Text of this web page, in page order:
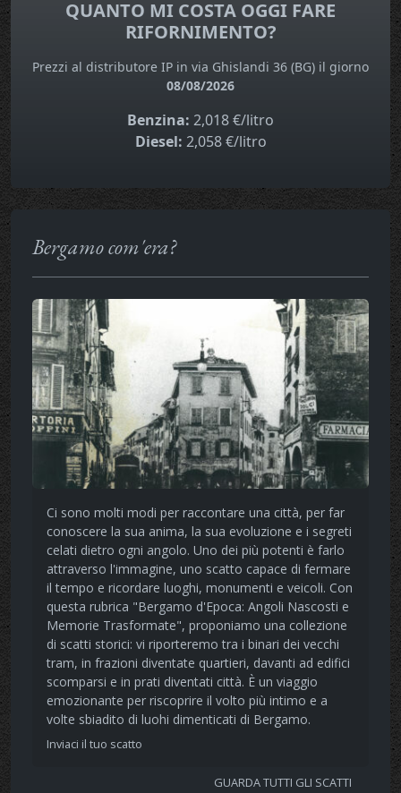
QUANTO MI COSTA OGGI FARE
RIFORNIMENTO?
Prezzi al distributore IP in via Ghislandi 36 (BG) il giorno
08/08/2026
Benzina: 2,018 €/litro
Diesel: 2,058 €/litro
Bergamo com'era?
Ci sono molti modi per raccontare una città, per far
conoscere la sua anima, la sua evoluzione e i segreti
celati dietro ogni angolo. Uno dei più potenti è farlo
attraverso l'immagine, uno scatto capace di fermare
il tempo e ricordare luoghi, monumenti e veicoli. Con
questa rubrica "Bergamo d'Epoca: Angoli Nascosti e
Memorie Trasformate", proponiamo una collezione
di scatti storici: vi riporteremo tra i binari dei vecchi
tram, in frazioni diventate quartieri, davanti ad edifici
scomparsi e in prati diventati città. È un viaggio
emozionante per riscoprire il volto più intimo e a
volte sbiadito di luohi dimenticati di Bergamo.
Inviaci il tuo scatto
GUARDA TUTTI GLI SCATTI